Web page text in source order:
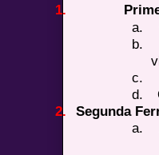
1.
a.
b.
c.
d.
2.
Segunda
a.